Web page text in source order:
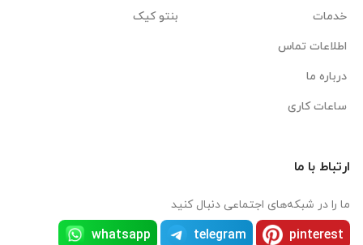
خدمات
اطلاعات تماس
درباره ما
ساعات کاری
بنتو کیک
ارتباط با ما
ما را در شبکه‌های اجتماعی دنبال کنید
pinterest
telegram
whatsapp